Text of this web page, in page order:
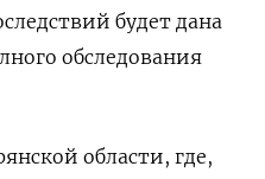
будет дана
обследования
области, где,